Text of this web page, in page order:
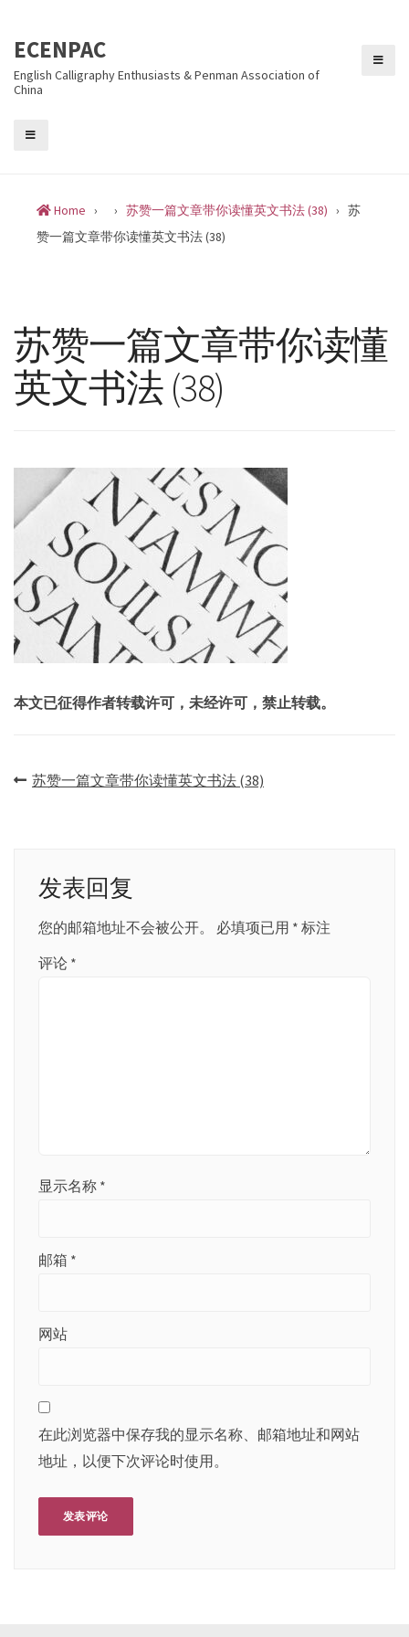
ECENPAC
English Calligraphy Enthusiasts & Penman Association of
China
Home › › 苏赞一篇文章带你读懂英文书法 (38) › 苏
赞一篇文章带你读懂英文书法 (38)
苏赞一篇文章带你读懂
英文书法 (38)
本文已征得作者转载许可，未经许可，禁止转载。
文
航
苏赞一篇文章带你读懂英文书法 (38)
发表回复
您的邮箱地址不会被公开。 必填项已用 * 标注
评论 *
显示名称 *
邮箱 *
网站
在此浏览器中保存我的显示名称、邮箱地址和网站
地址，以便下次评论时使用。